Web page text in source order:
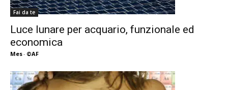
Fai da te
Luce lunare per acquario, funzionale ed
economica
Mes- ©AF